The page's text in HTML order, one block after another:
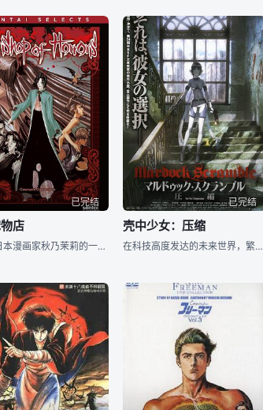
已完结
店
改作是日本漫画家秋乃茉莉的一部动画作品，每个短篇故事均以英文D开头的字为标题，贯穿故事的中心主旨。一袭中国纹样长衫，容貌比女子娇艳的D伯爵，在美国的中华街上，开着一家专卖珍奇动物的宠物店。店里提供各种
已完结
壳中少女：压缩
在科技高度发达的未来世界，繁华堕落的马杜克市，醉生梦死，纸醉金迷。受万千宠爱、养尊处优的美丽少女露恩•芭洛特（林原惠美 配音），虽然从赌场经营者榭尔（中井和哉 配音）那里得到一切，但却抑制不住想要